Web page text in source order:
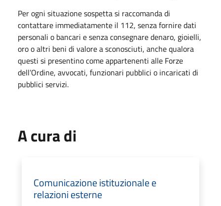
Per ogni situazione sospetta si raccomanda di
contattare immediatamente il 112, senza fornire dati
personali o bancari e senza consegnare denaro, gioielli,
oro o altri beni di valore a sconosciuti, anche qualora
questi si presentino come appartenenti alle Forze
dell’Ordine, avvocati, funzionari pubblici o incaricati di
pubblici servizi.
A cura di
Comunicazione istituzionale e
relazioni esterne